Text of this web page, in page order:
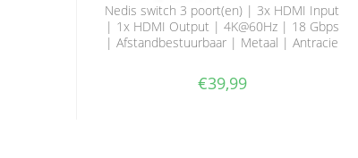
Nedis switch 3 poort(en) | 3x HDMI Input
| 1x HDMI Output | 4K@60Hz | 18 Gbps
| Afstandbestuurbaar | Metaal | Antracie
€39,99